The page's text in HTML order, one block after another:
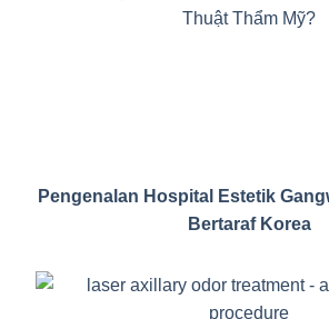
Pengenalan Hospital Estetik
Bertaraf Korea